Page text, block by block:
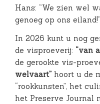
Hans: “We zien wel
genoeg op ons eiland!”
In 2026 kunt u nog
de visproeverij: “van
de gerookte vis-
welvaart” hoort u de
“rookkunsten”, het
het Preserve Journal